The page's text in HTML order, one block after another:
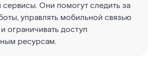
Они помогут следить за
управлять мобильной связью
ограничивать доступ
ресурсам.